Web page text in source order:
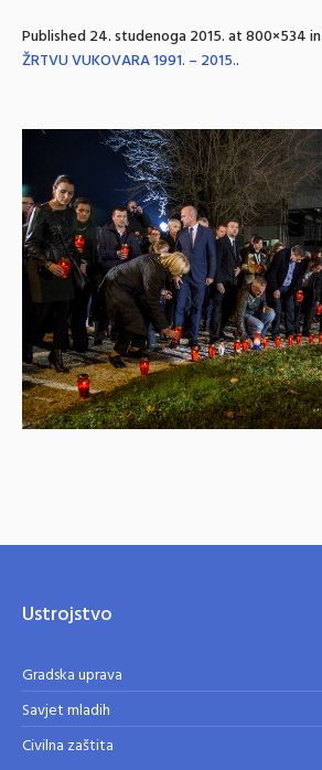
Published24. studenoga 2015.at 800×534 in
ŽRTVU VUKOVARA 1991. – 2015..
Ustrojstvo
Gradska uprava
Savjet mladih
Civilna zaštita